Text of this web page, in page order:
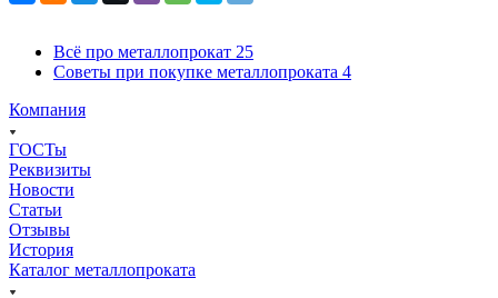
Всё про металлопрокат 25
Советы при покупке металлопроката 4
Компания
ГОСТы
Реквизиты
Новости
Статьи
Отзывы
История
Каталог металлопроката